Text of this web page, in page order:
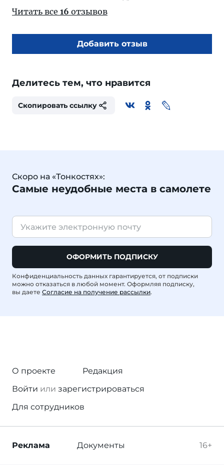
Читать все 16 отзывов
Добавить отзыв
Делитесь тем, что нравится
Скопировать ссылку
Скоро на «Тонкостях»:
Самые неудобные места в самолете
ОФОРМИТЬ ПОДПИСКУ
Конфиденциальность данных гарантируется, от подписки
можно отказаться в любой момент. Оформляя подписку,
вы даете Согласие на получение рассылки.
О проекте
Редакция
Войти или зарегистрироваться
Для сотрудников
16+
Реклама Документы